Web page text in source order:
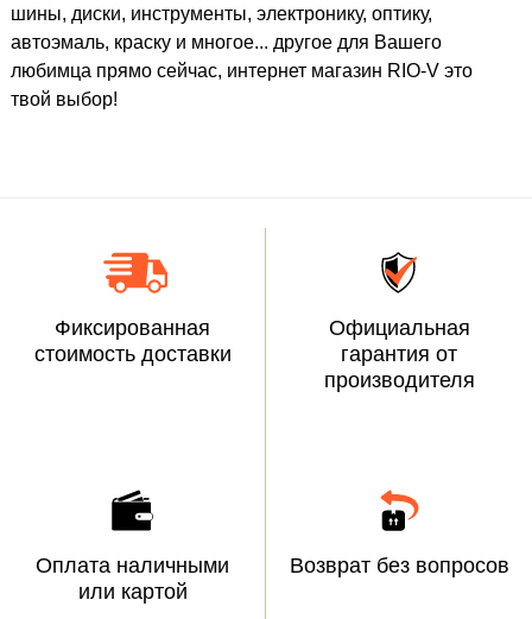
шины, диски, инструменты, электронику, оптику,
автоэмаль, краску и многое... другое для Вашего
любимца прямо сейчас, интернет магазин RIO-V это
твой выбор!
Фиксированная
стоимость доставки
Официальная
гарантия от
производителя
Оплата наличными
или картой
Возврат без вопросов